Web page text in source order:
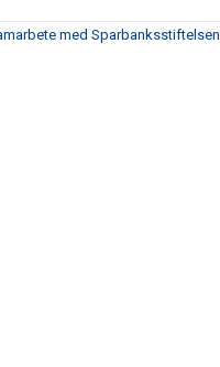
med Sparbanksstiftelsen